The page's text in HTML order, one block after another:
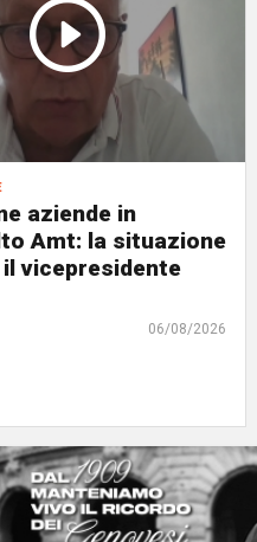
aziende in
Amt: la situazione
vicepresidente
06/08/2026